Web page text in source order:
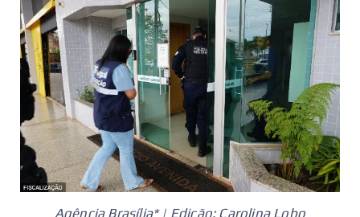
Agência Brasília* | Edição: Carolina Lobo